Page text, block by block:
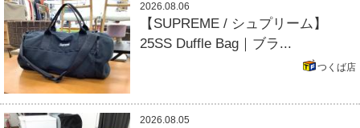
2026.08.06
【SUPREME / シュプリーム】
25SS Duffle Bag｜ブラ...
つくば店
2026.08.05